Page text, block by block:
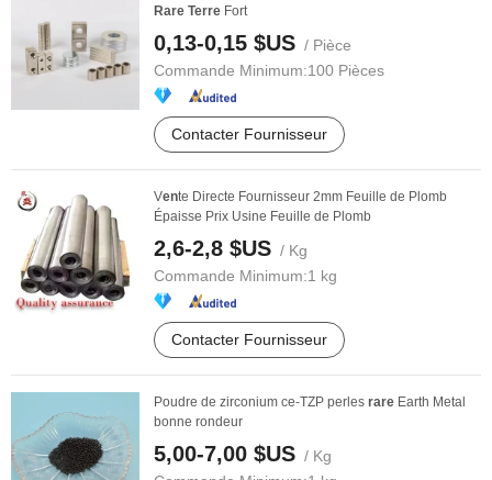
Rare Terre Fort
0,13-0,15 $US / Pièce
Commande Minimum:100 Pièces
Contacter Fournisseur
Vente Directe Fournisseur 2mm Feuille de Plomb
Épaisse Prix Usine Feuille de Plomb
2,6-2,8 $US / Kg
Commande Minimum:1 kg
Contacter Fournisseur
Poudre de zirconium ce-TZP perles rare Earth Metal
bonne rondeur
5,00-7,00 $US / Kg